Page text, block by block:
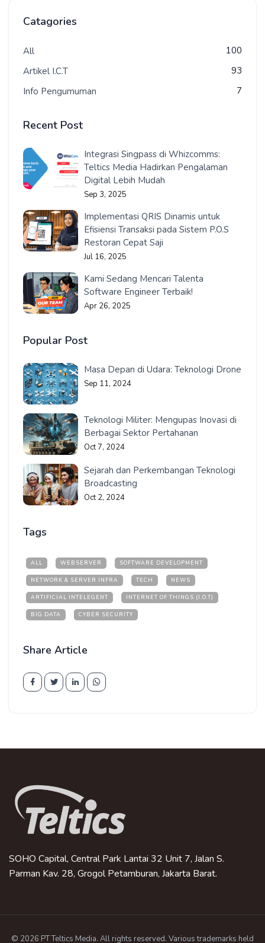
Catagories
All
100
Artikel I.C.T
93
Info Pengumuman
7
Recent Post
Integrasi Singpass di Whizcomms:
Teltics Media Hadirkan Pengalaman
Digital Lebih Mudah
Sep 3, 2025
Implementasi QRIS Dinamis untuk
Efisiensi Transaksi pada Sistem P.O.S
Restoran Cepat Saji
Jul 16, 2025
Kami Sedang Mencari Talenta
Software Engineer Terbaik!
Apr 26, 2025
Popular Post
Masa Depan di Udara: Teknologi Drone
Sep 11, 2024
Teknologi Militer: Mengupas Inovasi di
Berbagai Sektor Pertahanan
Oct 7, 2024
Sejarah dan Perkembangan Teknologi
Broadcasting
Oct 2, 2024
Tags
ALL WEBSERVER SOFTWARE DEVELOPMENT
NETWORK & SERVER INFRA TECH NEWS
ARTIFICIAL INTELEGENT INTERNET OF THINGS (I.O.T)
BIG DATA CYBER SECURITY
Share Article
SOHO Capital, Central Park Lantai 32 Unit 7, Jalan S.
Parman Kav. 28, Grogol Petamburan, Jakarta Barat.
© 2026 PT Teltics Media. All rights reserved. Various trademarks held